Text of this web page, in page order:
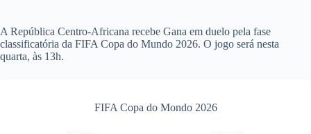
A República Centro-Africana recebe Gana em duelo pela fase
classificatória da FIFA Copa do Mundo 2026. O jogo será nesta
quarta, às 13h.
FIFA Copa do Mondo 2026